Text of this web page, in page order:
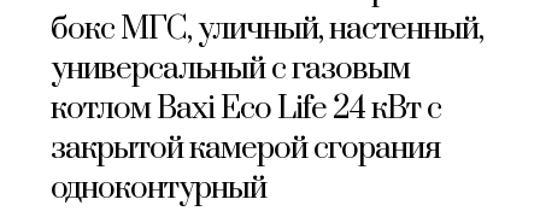
бокс МГС, уличный, настенный,
универсальный с газовым
котлом Baxi Eco Life 24 кВт с
закрытой камерой сгорания
одноконтурный